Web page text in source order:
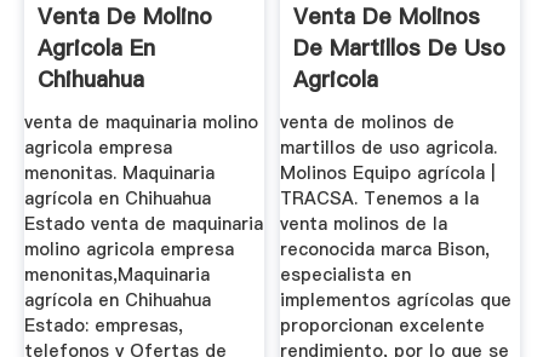
Venta De Molino
Agricola En
Chihuahua
venta de maquinaria molino
agricola empresa
menonitas. Maquinaria
agrícola en Chihuahua
Estado venta de maquinaria
molino agricola empresa
menonitas,Maquinaria
agrícola en Chihuahua
Estado: empresas,
telefonos y Ofertas de
Venta De Molinos
De Martillos De Uso
Agricola
venta de molinos de
martillos de uso agricola.
Molinos Equipo agrícola |
TRACSA. Tenemos a la
venta molinos de la
reconocida marca Bison,
especialista en
implementos agrícolas que
proporcionan excelente
rendimiento, por lo que se